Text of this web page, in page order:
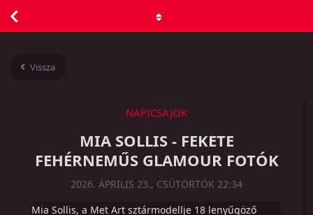
Vissza
NAPICSAJOK
MIA SOLLIS - FEKETE
FEHÉRNEMŰS GLAMOUR FOTÓK
2026. ÁPRILIS 23., CSÜTÖRTÖK 22:34
Mia Sollis, a Met Art sztármodellje 18 lenyűgöző